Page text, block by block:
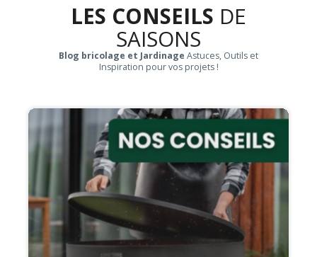
LES CONSEILS DE
SAISONS
Blog bricolage et Jardinage Astuces, Outils et
Inspiration pour vos projets !